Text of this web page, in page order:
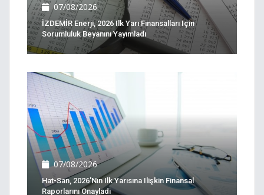
07/08/2026
İZDEMİR Enerji, 2026 Ilk Yarı Finansalları Için
Sorumluluk Beyanını Yayımladı
07/08/2026
Hat-San, 2026'nın Ilk Yarısına Ilişkin Finansal
Raporlarını Onayladı